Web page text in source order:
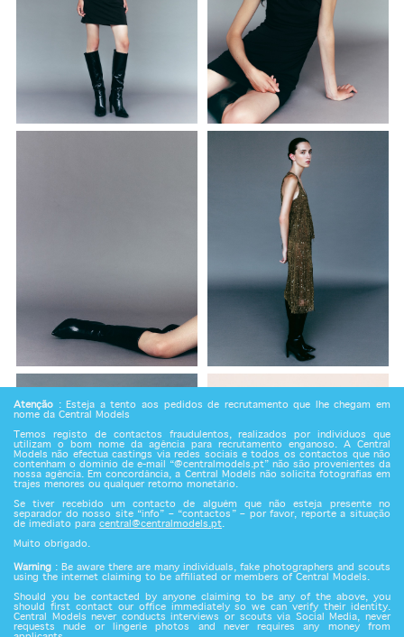
Atenção : Esteja a tento aos pedidos de recrutamento que lhe chegam em
nome da Central Models
Temos registo de contactos fraudulentos, realizados por indivíduos que
utilizam o bom nome da agência para recrutamento enganoso. A Central
Models não efectua castings via redes sociais e todos os contactos que não
contenham o domínio de e-mail “@centralmodels.pt” não são provenientes da
nossa agência. Em concordância, a Central Models não solicita fotografias em
trajes menores ou qualquer retorno monetário.
Se tiver recebido um contacto de alguém que não esteja presente no
separador do nosso site “info” – “contactos” – por favor, reporte a situação
de imediato para central@centralmodels.pt.
Muito obrigado.
Warning : Be aware there are many individuals, fake photographers and scouts
using the internet claiming to be affiliated or members of Central Models.
Should you be contacted by anyone claiming to be any of the above, you
should first contact our office immediately so we can verify their identity.
Central Models never conducts interviews or scouts via Social Media, never
requests nude or lingerie photos and never requires any money from